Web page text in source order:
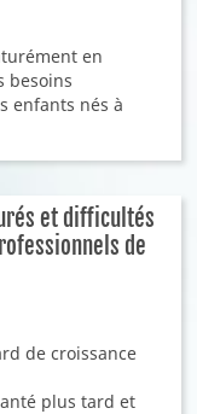
en
besoins
enfants nés à
et difficultés
de
de croissance
plus tard et